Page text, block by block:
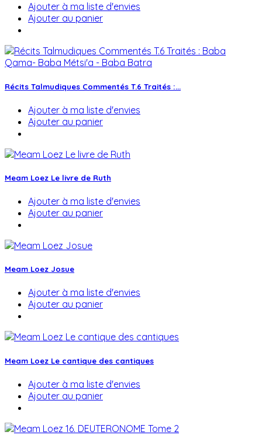
Ajouter à ma liste d'envies
Ajouter au panier
Récits Talmudiques Commentés T.6 Traités :...
Ajouter à ma liste d'envies
Ajouter au panier
Meam Loez Le livre de Ruth
Ajouter à ma liste d'envies
Ajouter au panier
Meam Loez Josue
Ajouter à ma liste d'envies
Ajouter au panier
Meam Loez Le cantique des cantiques
Ajouter à ma liste d'envies
Ajouter au panier